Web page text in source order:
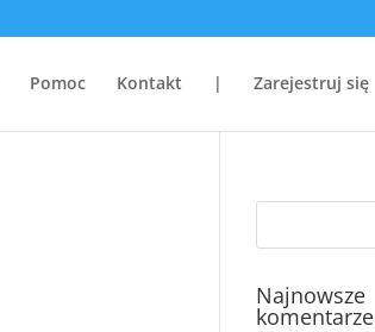
Pomoc Kontakt | Zarejestruj się
Najnowsze
komentarze